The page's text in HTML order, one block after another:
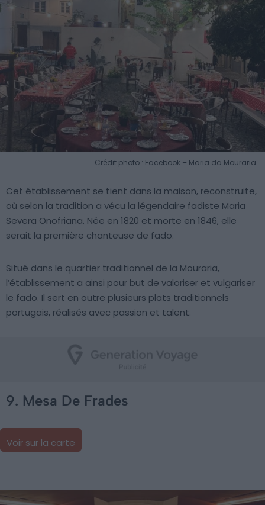
Crédit photo : Facebook – Maria da Mouraria
Cet établissement se tient dans la maison, reconstruite,
où selon la tradition a vécu la légendaire fadiste Maria
Severa Onofriana. Née en 1820 et morte en 1846, elle
serait la première chanteuse de fado.
Situé dans le quartier traditionnel de la Mouraria,
l’établissement a ainsi pour but de valoriser et vulgariser
le fado. Il sert en outre plusieurs plats traditionnels
portugais, réalisés avec passion et talent.
9. Mesa De Frades
Voir sur la carte